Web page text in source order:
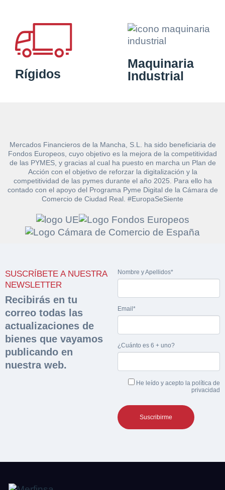
Rígidos
Maquinaria
Industrial
Mercados Financieros de la Mancha, S.L. ha sido beneficiaria de
Fondos Europeos, cuyo objetivo es la mejora de la competitividad
de las PYMES, y gracias al cual ha puesto en marcha un Plan de
Acción con el objetivo de reforzar la digitalización y la
competitividad de las pymes durante el año 2025. Para ello ha
contado con el apoyo del Programa Pyme Digital de la Cámara de
Comercio de Ciudad Real. #EuropaSeSiente
SUSCRÍBETE A NUESTRA
NEWSLETTER
Recibirás en tu
correo todas las
actualizaciones de
bienes que vayamos
publicando en
nuestra web.
Nombre y Apellidos*
Email*
¿Cuánto es 6 + uno?
He leído y acepto la política de
privacidad
documentación
sobre la peritación
Rellene este formulario y recibirá en su email el
enlace para descargar la documentación
Nombre y Apellidos*
Hacer Oferta
Razón social*
Teléfono*
Nombre y Apellidos*
Acepto la Política de Privacidad y las Condiciones de Uso.
continuación confirma que estás de acuerdo con ambas.
Sobre Merfinsa
Venta de bienes muebles
Vehículos